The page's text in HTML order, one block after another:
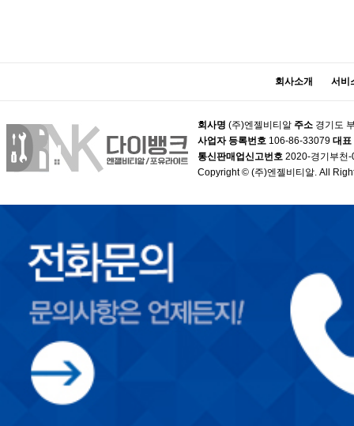
회사소개 서비
회사명 (주)엔젤비티알 주소 경기도
사업자 등록번호 106-86-33079 대표
통신판매업신고번호 2020-경기부천
Copyright © (주)엔젤비티알. All